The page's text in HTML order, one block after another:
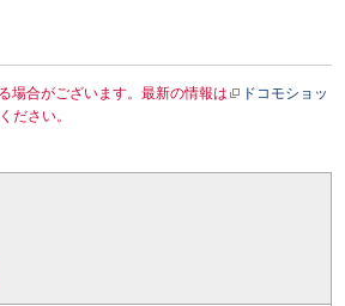
場合がございます。最新の情報は
ドコモショッ
ださい。